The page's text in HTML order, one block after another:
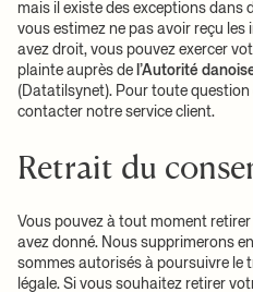
mais il existe des exceptions dans
vous estimez ne pas avoir reçu
avez droit, vous pouvez exercer
plainte auprès de l’Autorité
(Datatilsynet). Pour toute question
contacter notre service client.
Retrait du
Vous pouvez à tout moment
avez donné. Nous supprimerons
sommes autorisés à poursuivre le
légale. Si vous souhaitez retirer